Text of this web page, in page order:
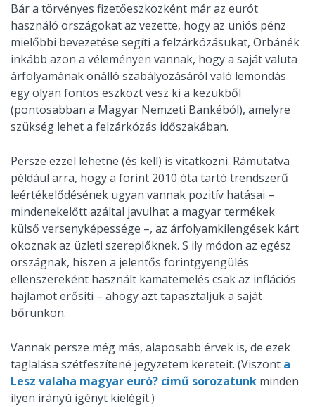
Bár a törvényes fizetőeszközként már az eurót
használó országokat az vezette, hogy az uniós pénz
mielőbbi bevezetése segíti a felzárkózásukat, Orbánék
inkább azon a véleményen vannak, hogy a saját valuta
árfolyamának önálló szabályozásáról való lemondás
egy olyan fontos eszközt vesz ki a kezükből
(pontosabban a Magyar Nemzeti Bankéból), amelyre
szükség lehet a felzárkózás időszakában.
Persze ezzel lehetne (és kell) is vitatkozni. Rámutatva
például arra, hogy a forint 2010 óta tartó trendszerű
leértékelődésének ugyan vannak pozitív hatásai –
mindenekelőtt azáltal javulhat a magyar termékek
külső versenyképessége –, az árfolyamkilengések kárt
okoznak az üzleti szereplőknek. S ily módon az egész
országnak, hiszen a jelentős forintgyengülés
ellenszereként használt kamatemelés csak az inflációs
hajlamot erősíti – ahogy azt tapasztaljuk a saját
bőrünkön.
Vannak persze még más, alaposabb érvek is, de ezek
taglalása szétfeszítené jegyzetem kereteit. (Viszont a
Lesz valaha magyar euró? című sorozatunk minden
ilyen irányú igényt kielégít.)